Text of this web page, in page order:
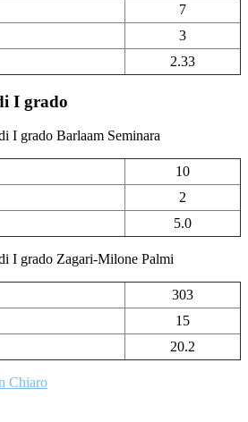
7
3
2.33
I grado
I grado Barlaam Seminara
10
2
5.0
I grado Zagari-Milone Palmi
303
15
20.2
Chiaro